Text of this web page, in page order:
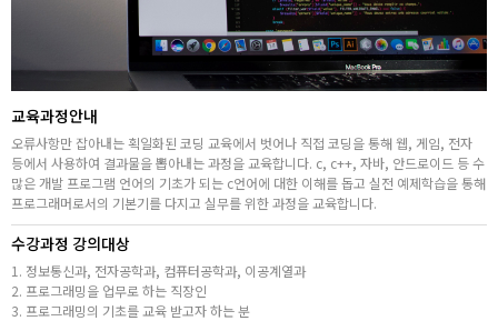
교육과정안내
오류사항만 잡아내는 획일화된 코딩 교육에서 벗어나 직접 코딩을 통해 웹, 게임, 전자
등에서 사용하여 결과물을 뽑아내는 과정을 교육합니다. c, c++, 자바, 안드로이드 등 수
많은 개발 프로그램 언어의 기초가 되는 c언어에 대한 이해를 돕고 실전 예제학습을 통해
프로그래머로서의 기본기를 다지고 실무를 위한 과정을 교육합니다.
수강과정 강의대상
1. 정보통신과, 전자공학과, 컴퓨터공학과, 이공계열과
2. 프로그래밍을 업무로 하는 직장인
3. 프로그래밍의 기초를 교육 받고자 하는 분